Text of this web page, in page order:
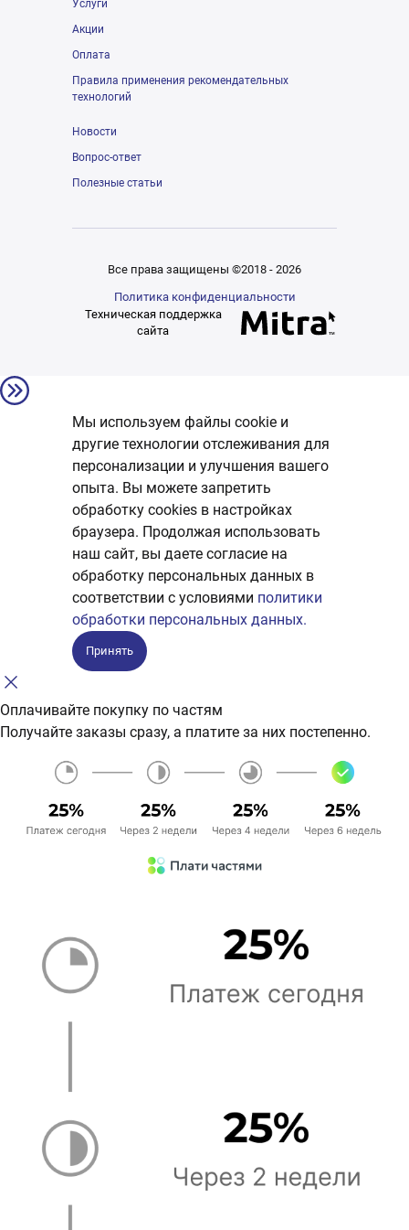
Услуги
Акции
Оплата
Правила применения рекомендательных
технологий
Новости
Вопрос-ответ
Полезные статьи
Все права защищены ©2018 - 2026
Политика конфиденциальности
Техническая поддержка
сайта
Мы используем файлы cookie и
другие технологии отслеживания для
персонализации и улучшения вашего
опыта. Вы можете запретить
обработку сookies в настройках
браузера. Продолжая использовать
наш сайт, вы даете согласие на
обработку персональных данных в
соответствии с условиями политики
обработки персональных данных.
Принять
Оплачивайте покупку по частям
Получайте заказы сразу, а платите за них постепенно.